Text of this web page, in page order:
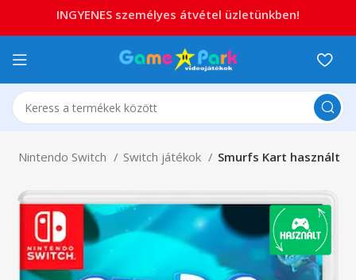
Nintendo Switch Switch játékok Smurfs Kart használt
INGYENES személyes átvétel üzletünkben!